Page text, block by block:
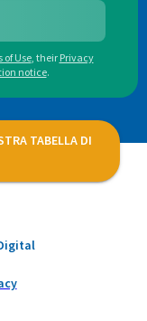
of Use, their Privacy
notice.
TABELLA DI